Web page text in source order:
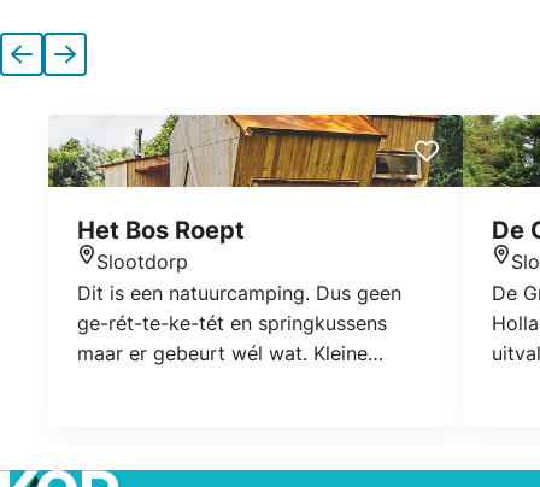
VorigeVolgende
Het Bos Roept
Slootdorp
Dit is een natuurcamping. Dus geen
ge-rét-te-ke-tét en springkussens
maar er gebeurt wél wat. Kleine
een langste-dag-viering of een silent-
De
De